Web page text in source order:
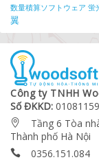
数量積算ソフトウェア 蛍
翼
Công ty TNHH
Số ĐKKD:

Tầng 6 Tòa
Thành phố Hà Nội
 0356.151.084